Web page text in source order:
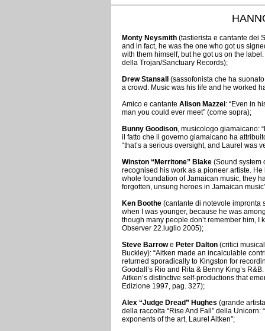
Monty Neysmith (tastierista e cantante dei
and in fact, he was the one who got us
with them himself, but he got us on the
della Trojan/Sanctuary Records);
Drew Stansall
(sassofonista che ha
a crowd. Music was his life and he worked
Amico e cantante Alison Mazzei: “Even in
man you could ever meet” (come sopra);
Bunny Goodison, musicologo giamaicano:
il fatto che il governo giamaicano ha
“that’s a serious oversight, and Laurel was
Winston “Merritone” Blake (Sound system
recognised his work as a pioneer artiste.
whole foundation of Jamaican music, they
forgotten, unsung heroes in Jamaican
Ken Boothe (cantante di notevole impronta
when I was younger, because he was
though many people don’t remember him, I
Observer 22.luglio 2005);
Steve Barrowe Peter Dalton (critici
Buckley): “Aitken made an incalculable
returned sporadically to Kingston for
Goodall’s Rio and Rita & Benny King’s
Aitken’s distinctive self-productions that
Edizione 1997, pag. 327);
Alex “Judge Dread” Hughes (grande
della raccolta “Rise And Fall” della
exponents of the art, Laurel Aitken”;